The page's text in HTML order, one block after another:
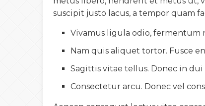
suscipit justo lacus, a tempor quam
Vivamus ligula odio,
Nam quis aliquet tortor. Fusce
Sagittis vitae tellus. Donec in
Consectetur arcu. Donec vel